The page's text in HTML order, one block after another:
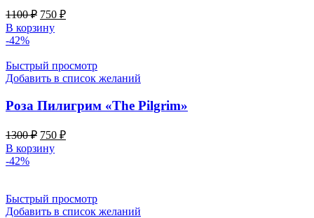
1100₽ Первоначальная
цена
составляла
750 ₽Текущая
В корзину
-42%
Быстрый просмотр
Добавить в список желаний
Роза Пилигрим «The Pilgrim»
1300₽ Первоначальная
цена
составляла
750 ₽Текущая
В корзину
-42%
Быстрый просмотр
Добавить в список желаний